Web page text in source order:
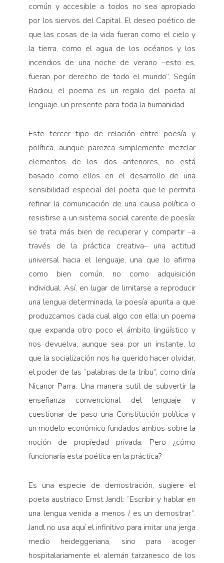
común y accesible a todos no sea apropiado
por los siervos del Capital. El deseo poético de
que las cosas de la vida fueran como el cielo y
la tierra, como el agua de los océanos y los
incendios de una noche de verano –esto es,
fueran por derecho de todo el mundo”. Según
Badiou, el poema es un regalo del poeta al
lenguaje, un presente para toda la humanidad.
Este tercer tipo de relación entre poesía y
política, aunque parezca simplemente mezclar
elementos de los dos anteriores, no está
basado como ellos en el desarrollo de una
sensibilidad especial del poeta que le permita
refinar la comunicación de una causa política o
resistirse a un sistema social carente de poesía:
se trata más bien de recuperar y compartir –a
través de la práctica creativa– una actitud
universal hacia el lenguaje, una que lo afirma
como bien común, no como adquisición
individual. Así, en lugar de limitarse a reproducir
una lengua determinada, la poesía apunta a que
produzcamos cada cual algo con ella: un poema
que expanda otro poco el ámbito lingüístico y
nos devuelva, aunque sea por un instante, lo
que la socialización nos ha querido hacer olvidar,
el poder de las “palabras de la tribu”, como diría
Nicanor Parra. Una manera sutil de subvertir la
enseñanza convencional del lenguaje y
cuestionar de paso una Constitución política y
un modelo económico fundados ambos sobre la
noción de propiedad privada. Pero ¿cómo
funcionaría esta poética en la práctica?
Es una especie de demostración, sugiere el
poeta austriaco Ernst Jandl: “Escribir y hablar en
una lengua venida a menos / es un demostrar”.
Jandl no usa aquí el infinitivo para imitar una jerga
medio heideggeriana, sino para acoger
hospitalariamente el alemán tarzanesco de los